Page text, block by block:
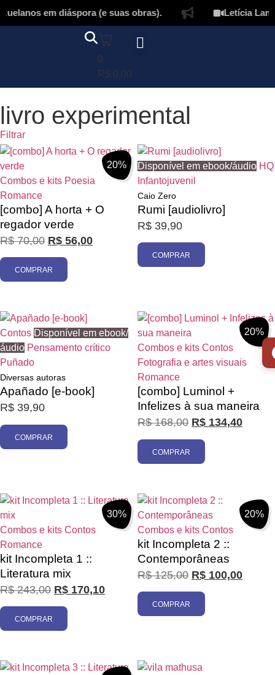
em diáspora (e suas obras). Letícia
0
R$ 0,00
livro experimental
Filtrar
Promoção
20%
Combos e kits Poesia
Romance
[combo] A horta + O
regador verde
R$70,00 R$ 56,00
COMPRAR
Disponível em ebook/áudio HQ
Infantojuvenil
Caio Zero
Rumi [audiolivro]
R$ 39,90
COMPRAR
Contos Disponível em ebook/
áudio Pensamento crítico
Puñado
Diversas autoras
Apañado [e-book]
R$ 39,90
COMPRAR
20%
Combos e kits Contos
Fotografia e artes visuais
Romance
[combo] Luminol +
Infelizes à sua maneira
R$168,00 R$ 134,40
COMPRAR
30%
Combos e kits Contos
Romance
kit Incompleta 1 ::
Literatura mix
R$243,00 R$ 170,10
COMPRAR
20%
Combos e kits Contos
kit Incompleta 2 ::
Contemporâneas
R$125,00 R$ 100,00
COMPRAR